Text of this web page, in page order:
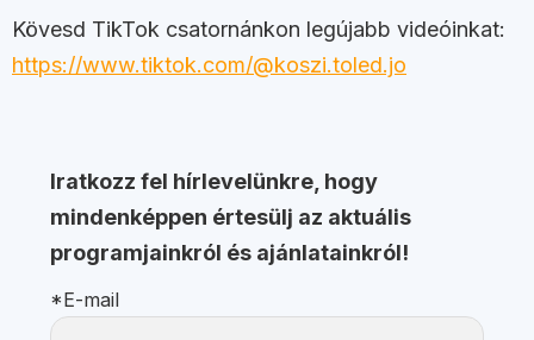
Kövesd TikTok csatornánkon legújabb videóinkat:
https://www.tiktok.com/@koszi.toled.jo
Iratkozz fel hírlevelünkre, hogy
mindenképpen értesülj az aktuális
programjainkról és ajánlatainkról!
*E-mail